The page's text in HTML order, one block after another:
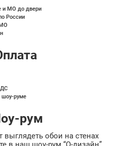
и МО до двери
России
шоу-руме
рум
выглядеть обои на стенах